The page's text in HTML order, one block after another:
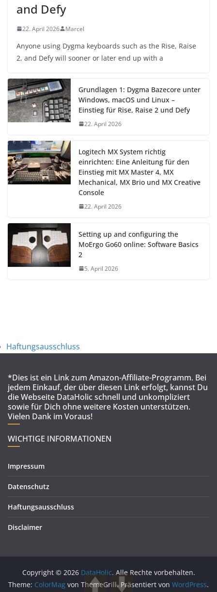
and Defy
22. April 2026 Marcel
Anyone using Dygma keyboards such as the Rise, Raise
2, and Defy will sooner or later end up with a
Grundlagen 1: Dygma Bazecore unter
Windows, macOS und Linux –
Einstieg für Rise, Raise 2 und Defy
22. April 2026
Logitech MX System richtig
einrichten: Eine Anleitung für den
Einstieg mit MX Master 4, MX
Mechanical, MX Brio und MX Creative
Console
22. April 2026
Setting up and configuring the
MoErgo Go60 online: Software Basics
2
5. April 2026
Haftungsausschluss
*Dies ist ein Link zum Amazon-Affiliate-Programm. Bei
jedem Einkauf, der über diesen Link erfolgt, kannst Du
die Webseite DataHolic schnell und unkompliziert
sowie für Dich ohne weitere Kosten unterstützen.
Vielen Dank im Voraus!
WICHTIGE INFORMATIONEN
Impressum
Datenschutz
Haftungsausschluss
Disclaimer
Copyright © 2026 DataHolic. Alle Rechte vorbehalten.
Theme: ColorMag von ThemeGrill. Präsentiert von WordPress.